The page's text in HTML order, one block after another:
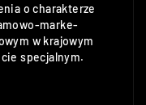
o charakterze
marke-
w krajowym
specjalnym.